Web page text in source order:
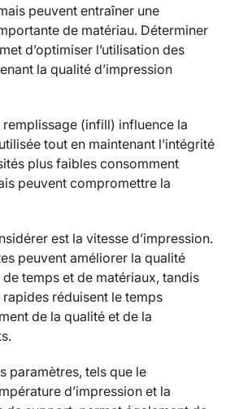
peuvent entraîner une
de matériau. Déterminer
d’optimiser l’utilisation des
la qualité d’impression
remplissage (infill) influence la
tout en maintenant l’intégrité
plus faibles consomment
peuvent compromettre la
est la vitesse d’impression.
peuvent améliorer la qualité
temps et de matériaux, tandis
réduisent le temps
de la qualité et de la
paramètres, tels que le
d’impression et la